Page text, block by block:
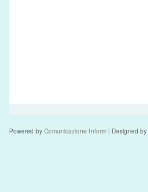
Powered by Comunicazione Inform | Designed by